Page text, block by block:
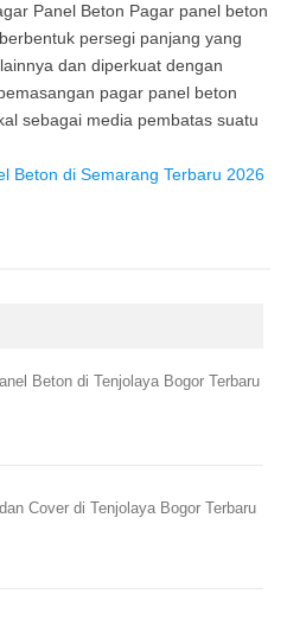
Panel Beton Pagar panel beton
persegi panjang yang
dan diperkuat dengan
pagar panel beton
sebagai media pembatas suatu
Beton di Semarang Terbaru 2026
Beton di Tenjolaya Bogor Terbaru
Cover di Tenjolaya Bogor Terbaru